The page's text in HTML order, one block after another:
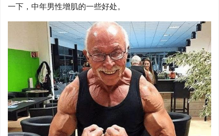
一下，中年男性增肌的一些好处。